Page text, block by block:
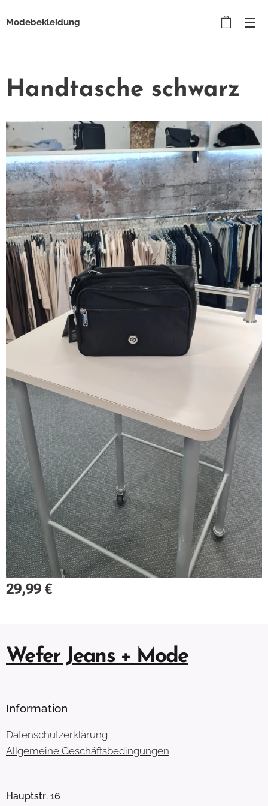
Modebekleidung
Handtasche schwarz
29,99 €
Wefer Jeans + Mode
Information
Datenschutzerklärung
Allgemeine Geschäftsbedingungen
Hauptstr. 16